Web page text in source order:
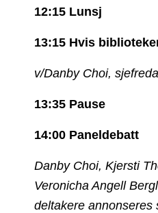
12:15 Lunsj
13:15 Hvis
v/Danby Choi,
13:35 Pause
14:00 Paneldebatt
Danby Choi, Kjersti
Veronicha Angell
deltakere annonseres